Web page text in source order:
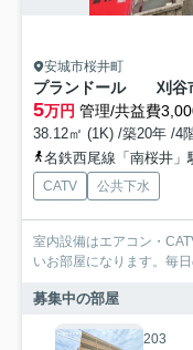
安城市桜井町
5万円 管理/共益費
38.12㎡ (1K) /築20年 /4
名鉄西尾線「南桜井」
CATV 公共下水
室内設備はエアコン・
いお部屋になります。毎
募集中の部屋
203